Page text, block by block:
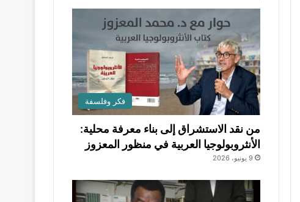
فكر وفلسفة
من نقد الاستشراق إلى بناء معرفة محلية:
الأنثروبولوجيا العربية في منظور المعزوز
9 يونيو، 2026